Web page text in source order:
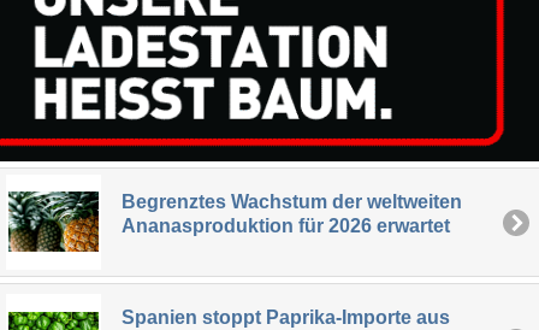
Begrenztes Wachstum der weltweiten
Ananasproduktion für 2026 erwartet
Spanien stoppt Paprika-Importe aus